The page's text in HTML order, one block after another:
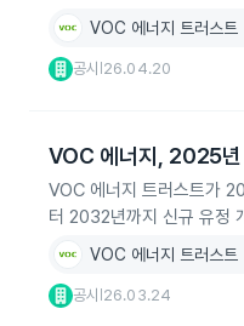
VOC 에너지 트러스트
공시 26.04.20
VOC 에너지, 2025년
VOC 에너지 트러스트가
터 2032년까지 신규 유정
VOC 에너지 트러스트
공시 26.03.24